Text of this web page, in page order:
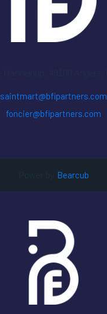
saintmart@bfipartners.com
foncier@bfipartners.com
Bearcub